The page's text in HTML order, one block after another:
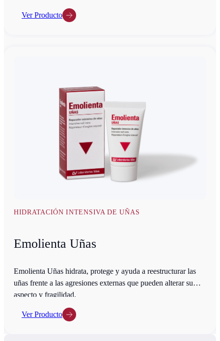
Ver Producto
HIDRATACIÓN INTENSIVA DE UÑAS
Emolienta Uñas
Emolienta Uñas hidrata, protege y ayuda a reestructurar las
uñas frente a las agresiones externas que pueden alterar su
aspecto y fragilidad.
Ver Producto